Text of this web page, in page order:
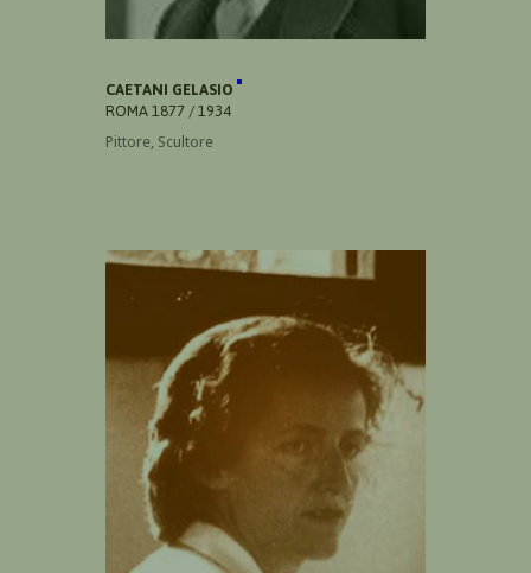
CAETANI GELASIO
ROMA 1877 / 1934
Pittore, Scultore